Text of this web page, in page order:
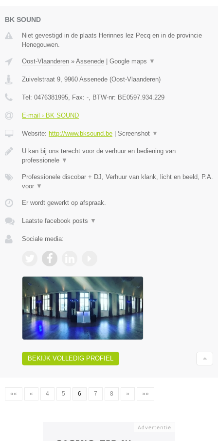
BK SOUND
Niet gevestigd in de plaats Herinnes lez Pecq en in de provincie
Henegouwen.
Oost-Vlaanderen » Assenede | Google maps ▼
Zuivelstraat 9 9960 Assenede (Oost-Vlaanderen)
Tel: 0476381995 , Fax: - , BTW-nr: BE0597.934.229
E-mail › BK SOUND
Website: http://www.bksound.be | Screenshot ▼
U kan bij ons terecht voor de verhuur en bediening van
professionele ▼
Professionele discobar + DJ, Verhuur van klank, licht en beeld, P.A.
voor ▼
Er wordt gewerkt op afspraak.
Laatste facebook posts ▼
Sociale media:
BEKIJK VOLLEDIG PROFIEL
«« « 4 5 6 7 8 » »»